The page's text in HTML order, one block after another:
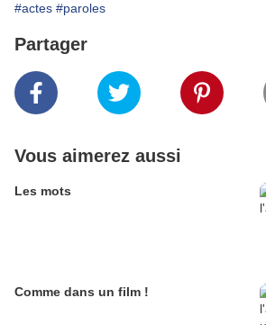
#actes #paroles
Partager
Vous aimerez aussi
Les mots
Comme dans un film !